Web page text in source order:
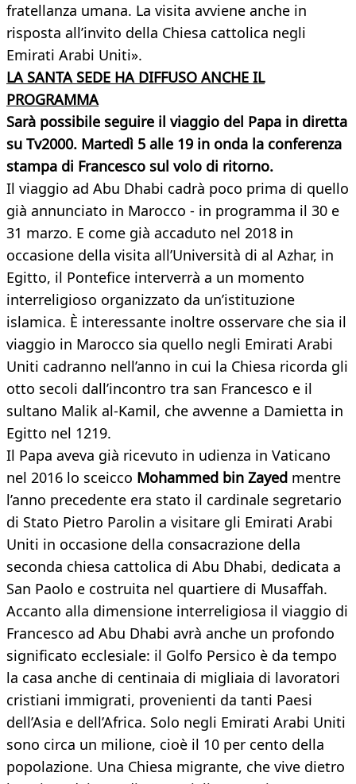
fratellanza umana. La visita avviene anche in
risposta all’invito della Chiesa cattolica negli
Emirati Arabi Uniti».
LA SANTA SEDE HA DIFFUSO ANCHE IL
PROGRAMMA
Sarà possibile seguire il viaggio del Papa in diretta
su Tv2000. Martedì 5 alle 19 in onda la conferenza
stampa di Francesco sul volo di ritorno.
Il viaggio ad Abu Dhabi cadrà poco prima di quello
già annunciato in Marocco - in programma il 30 e
31 marzo. E come già accaduto nel 2018 in
occasione della visita all’Università di al Azhar, in
Egitto, il Pontefice interverrà a un momento
interreligioso organizzato da un’istituzione
islamica. È interessante inoltre osservare che sia il
viaggio in Marocco sia quello negli Emirati Arabi
Uniti cadranno nell’anno in cui la Chiesa ricorda gli
otto secoli dall’incontro tra san Francesco e il
sultano Malik al-Kamil, che avvenne a Damietta in
Egitto nel 1219.
Il Papa aveva già ricevuto in udienza in Vaticano
nel 2016 lo sceicco Mohammed bin Zayed mentre
l’anno precedente era stato il cardinale segretario
di Stato Pietro Parolin a visitare gli Emirati Arabi
Uniti in occasione della consacrazione della
seconda chiesa cattolica di Abu Dhabi, dedicata a
San Paolo e costruita nel quartiere di Musaffah.
Accanto alla dimensione interreligiosa il viaggio di
Francesco ad Abu Dhabi avrà anche un profondo
significato ecclesiale: il Golfo Persico è da tempo
la casa anche di centinaia di migliaia di lavoratori
cristiani immigrati, provenienti da tanti Paesi
dell’Asia e dell’Africa. Solo negli Emirati Arabi Uniti
sono circa un milione, cioè il 10 per cento della
popolazione. Una Chiesa migrante, che vive dietro